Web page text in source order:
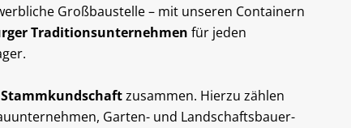
Großbaustelle – mit unseren Containern
Traditionsunternehmen für jeden
zusammen. Hierzu zählen
Garten- und Landschaftsbauer-